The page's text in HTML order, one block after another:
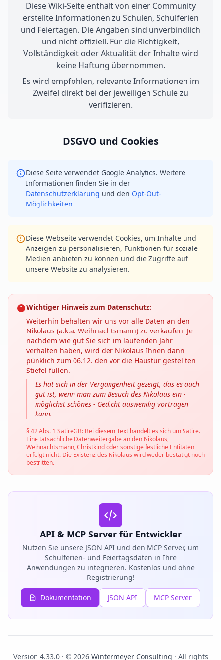
Diese Wiki-Seite enthält von einer Community
erstellte Informationen zu Schulen, Schulferien
und Feiertagen. Die Angaben sind unverbindlich
und nicht offiziell. Für die Richtigkeit,
Vollständigkeit oder Aktualität der Inhalte wird
keine Haftung übernommen.
Es wird empfohlen, relevante Informationen im
Zweifel direkt bei der jeweiligen Schule zu
verifizieren.
DSGVO und Cookies
Diese Seite verwendet Google Analytics. Weitere
Informationen finden Sie in der
Datenschutzerklärung und den Opt-Out-
Möglichkeiten.
Diese Webseite verwendet Cookies, um Inhalte und
Anzeigen zu personalisieren, Funktionen für soziale
Medien anbieten zu können und die Zugriffe auf
unsere Website zu analysieren.
Wichtiger Hinweis zum Datenschutz:
Weiterhin behalten wir uns vor alle Daten an den
Nikolaus (a.k.a. Weihnachtsmann) zu verkaufen. Je
nachdem wie gut Sie sich im laufenden Jahr
verhalten haben, wird der Nikolaus Ihnen dann
pünklich zum 06.12. den vor die Haustür gestellten
Stiefel füllen.
Es hat sich in der Vergangenheit gezeigt, das es auch
gut ist, wenn man zum Besuch des Nikolaus ein -
möglichst schönes - Gedicht auswendig vortragen
kann.
§ 42 Abs. 1 SatireGB: Bei diesem Text handelt es sich um Satire.
Eine tatsächliche Datenweitergabe an den Nikolaus,
Weihnachtsmann, Christkind oder sonstige festliche Entitäten
erfolgt nicht. Die Existenz des Nikolaus wird weder bestätigt noch
bestritten.
API & MCP Server für Entwickler
Nutzen Sie unsere JSON API und den MCP Server, um
Schulferien- und Feiertagsdaten in Ihre
Anwendungen zu integrieren. Kostenlos und ohne
Registrierung!
Dokumentation JSON API MCP Server
Version 4.33.0 · © 2026 Wintermeyer Consulting · All rights